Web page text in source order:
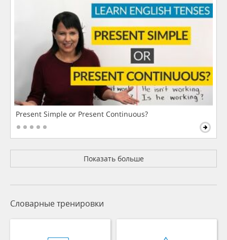
Present Simple or Present Continuous?
Показать больше
Словарные тренировки